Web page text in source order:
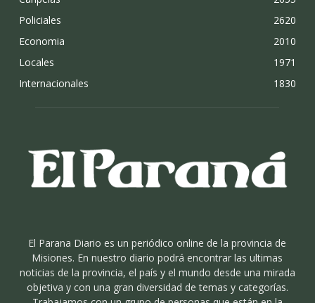
Policiales
2620
Economia
2010
Locales
1971
Internacionales
1830
El Parana Diario es un periódico online de la provincia de
Misiones. En nuestro diario podrá encontrar las ultimas
noticias de la provincia, el país y el mundo desde una mirada
objetiva y con una gran diversidad de temas y categorías.